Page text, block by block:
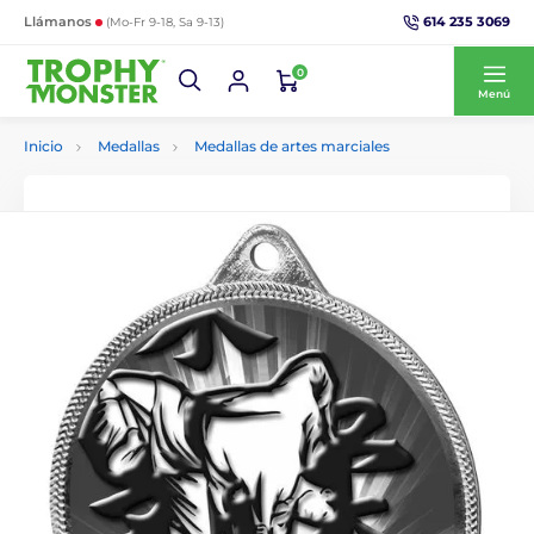
Llámanos (Mo-Fr 9-18, Sa 9-13) 614 235 3069
0
Menú
Inicio Medallas Medallas de artes marciales